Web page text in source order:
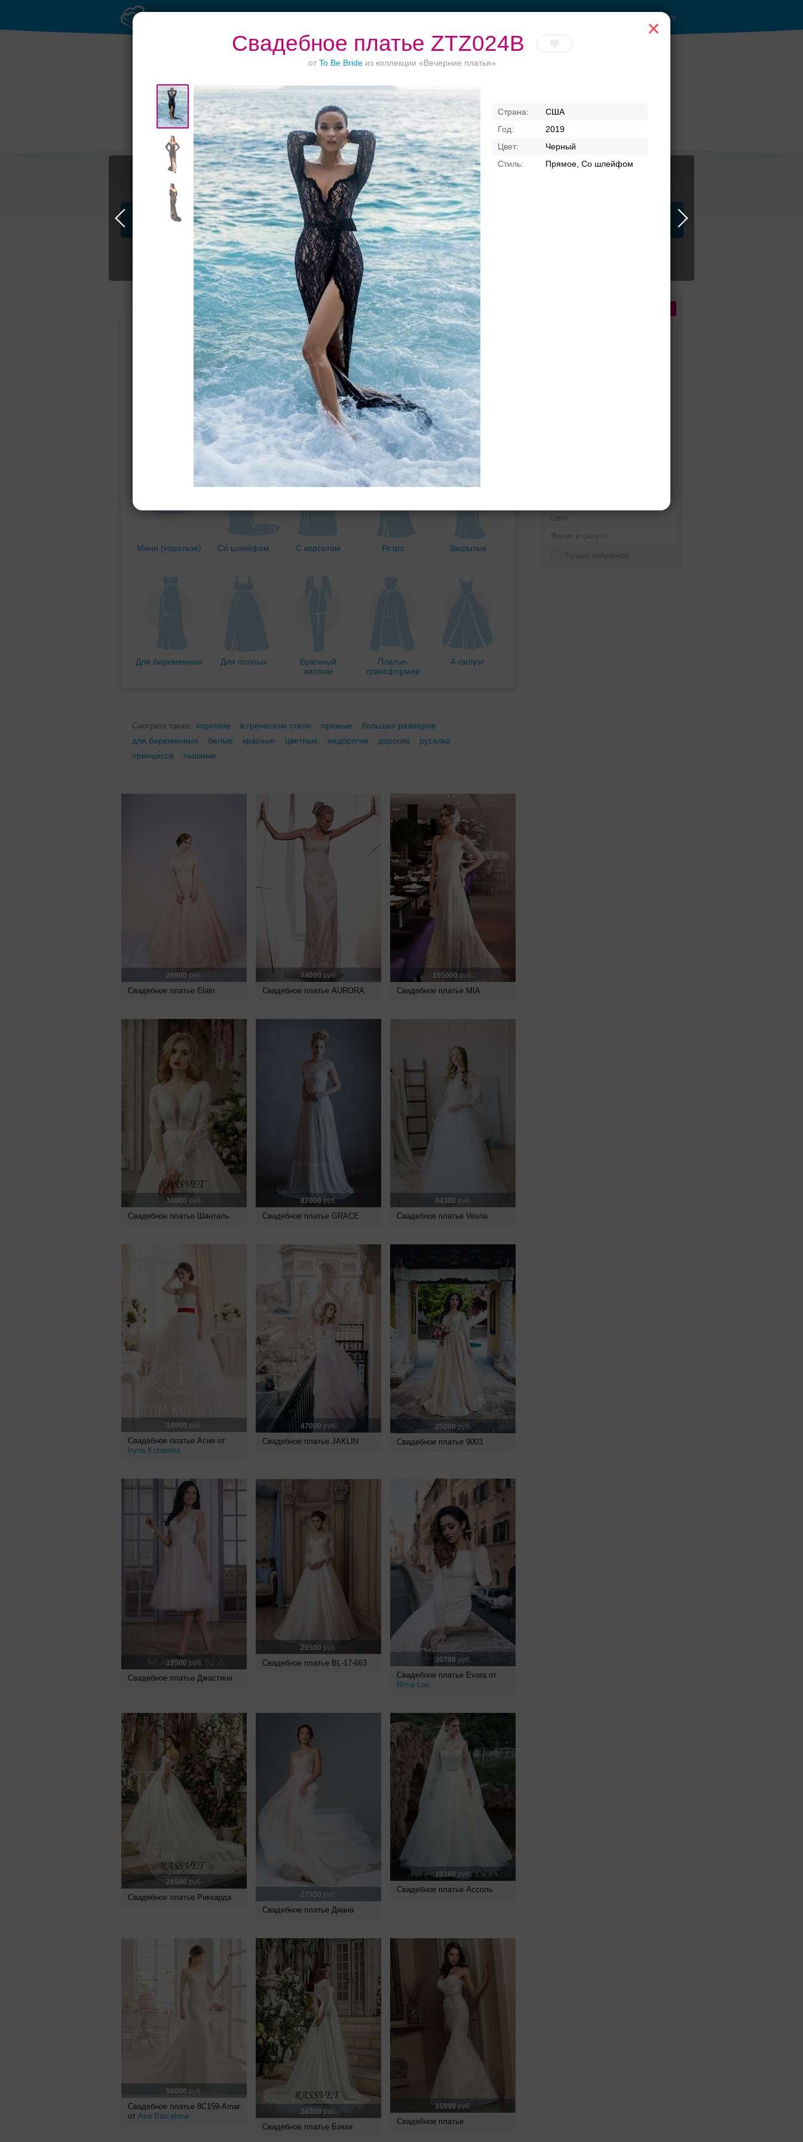
Свадебное платье ZTZ024B
от To Be Bride из коллекции «Вечерние платья»
США
2019
Черный
Прямое, Со шлейфом
Войти
Торжества за
городом
Ваш безупречный
образ
Банкет в отеле
Журнал
Профессионалы и услуги Свадебные платья Банкет Транспорт
Цвет
Фасон и силуэт
Только избранное
Свадебные платья
Подбор свадебного платья
По стилю
Прямое Русалка Принцесса Бальное
Мини (короткое) Со шлейфом С корсетом Ретро Закрытые
Для беременных Для полных
Брючный
костюм
Платье-
трансформер
А-силуэт
Смотрите также: короткие в греческом стиле прямые
больших размеров
для беременных
белые красные цветные недорогие дорогие
русалка
принцесса
пышные
29900 руб.
Свадебное платье Elain
74000 руб.
Свадебное платье AURORA
105000 руб.
Свадебное платье MIA
30000 руб.
Свадебное платье Шанталь
87000руб.
Свадебное платье GRACE
44300 руб.
Свадебное платье Vesna
14900 руб.
Свадебное платье Асия от
Iryna Kotapska
47000 руб.
Свадебное платье JAKLIN
25000руб.
Свадебное платье 9003
19500 руб.
Свадебное платье Джастина
20500 руб.
Свадебное платье BL-17-663 30700 руб.
Свадебное платье Evora от
Rima Lav
26500 руб.
Свадебное платье Риккарда 27930 руб.
Свадебное платье Диана
19160 руб.
Свадебное платье Ассоль
50000 руб.
Свадебное платье 8C159-Amar
от Aire Barcelona 24300 руб.
Свадебное платье Бэкки
15999 руб.
Свадебное платье